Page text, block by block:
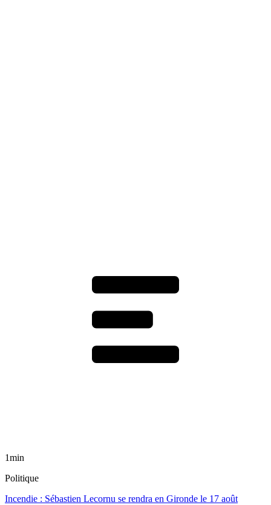
1min
Politique
Incendie : Sébastien Lecornu se rendra en Gironde le 17 août